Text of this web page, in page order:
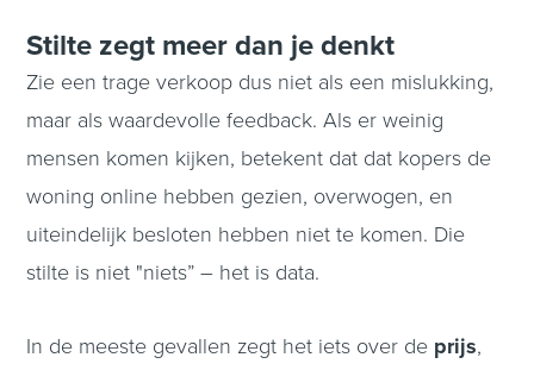
Stilte zegt meer dan je denkt
Zie een trage verkoop dus niet als een mislukking,
maar als waardevolle feedback. Als er weinig
mensen komen kijken, betekent dat dat kopers de
woning online hebben gezien, overwogen, en
uiteindelijk besloten hebben niet te komen. Die
stilte is niet "niets” – het is data.
In de meeste gevallen zegt het iets over de prijs,